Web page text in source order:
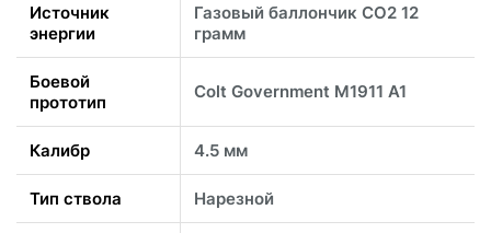
Источник
энергии
Газовый баллончик CO2 12
грамм
Боевой
прототип
Colt Government M1911 A1
Калибр 4.5 мм
Тип ствола Нарезной